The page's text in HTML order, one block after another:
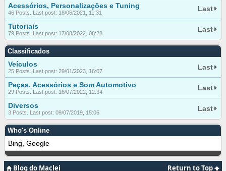
Acessórios, Personalizações e Tuning
46 Posts. Last post: 18/06/2021, 11:31 Last
Tutoriais
79 Posts. Last post: 17/08/2022, 08:28 Last
Classificados
Veículos
25 Posts. Last post: 29/01/2023, 16:07 Last
Peças, Acessórios e Som Automotivo
29 Posts. Last post: 16/07/2022, 12:34 Last
Diversos
3 Posts. Last post: 09/07/2019, 15:06 Last
Who's Online
Bing, Google
Return to Top
Blog do Maclei